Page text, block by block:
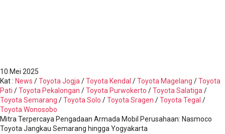
10 Mei 2025
Kat: News /Toyota Jogja /Toyota Kendal /Toyota Magelang /Toyota
Pati /Toyota Pekalongan /Toyota Purwokerto /Toyota Salatiga /
Toyota Semarang /Toyota Solo /Toyota Sragen /Toyota Tegal /
Toyota Wonosobo
Mitra Terpercaya Pengadaan Armada Mobil Perusahaan: Nasmoco
Toyota Jangkau Semarang hingga Yogyakarta